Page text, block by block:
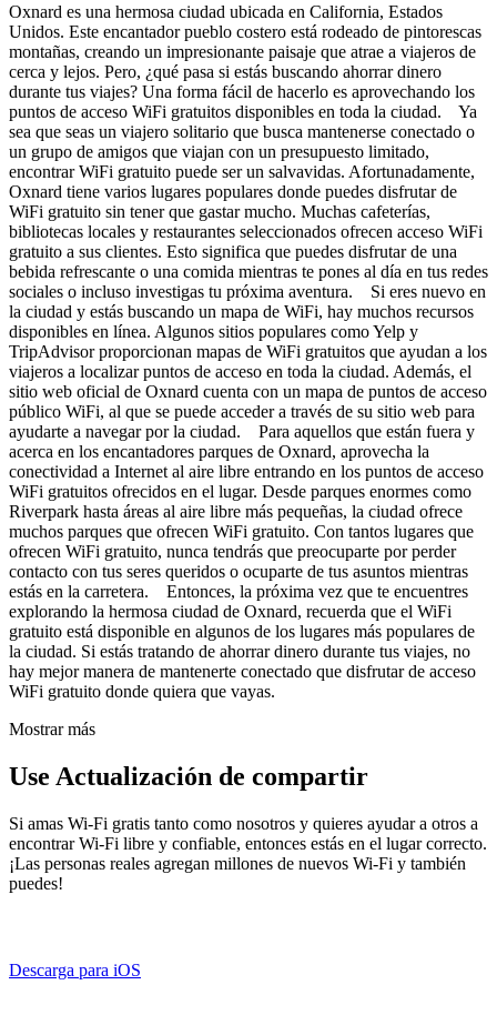
Oxnard es una hermosa ciudad ubicada en California, Estados
Unidos. Este encantador pueblo costero está rodeado de pintorescas
montañas, creando un impresionante paisaje que atrae a viajeros de
cerca y lejos. Pero, ¿qué pasa si estás buscando ahorrar dinero
durante tus viajes? Una forma fácil de hacerlo es aprovechando los
puntos de acceso WiFi gratuitos disponibles en toda la ciudad. Ya
sea que seas un viajero solitario que busca mantenerse conectado o
un grupo de amigos que viajan con un presupuesto limitado,
encontrar WiFi gratuito puede ser un salvavidas. Afortunadamente,
Oxnard tiene varios lugares populares donde puedes disfrutar de
WiFi gratuito sin tener que gastar mucho. Muchas cafeterías,
bibliotecas locales y restaurantes seleccionados ofrecen acceso WiFi
gratuito a sus clientes. Esto significa que puedes disfrutar de una
bebida refrescante o una comida mientras te pones al día en tus redes
sociales o incluso investigas tu próxima aventura. Si eres nuevo en
la ciudad y estás buscando un mapa de WiFi, hay muchos recursos
disponibles en línea. Algunos sitios populares como Yelp y
TripAdvisor proporcionan mapas de WiFi gratuitos que ayudan a los
viajeros a localizar puntos de acceso en toda la ciudad. Además, el
sitio web oficial de Oxnard cuenta con un mapa de puntos de acceso
público WiFi, al que se puede acceder a través de su sitio web para
ayudarte a navegar por la ciudad. Para aquellos que están fuera y
acerca en los encantadores parques de Oxnard, aprovecha la
conectividad a Internet al aire libre entrando en los puntos de acceso
WiFi gratuitos ofrecidos en el lugar. Desde parques enormes como
Riverpark hasta áreas al aire libre más pequeñas, la ciudad ofrece
muchos parques que ofrecen WiFi gratuito. Con tantos lugares que
ofrecen WiFi gratuito, nunca tendrás que preocuparte por perder
contacto con tus seres queridos o ocuparte de tus asuntos mientras
estás en la carretera. Entonces, la próxima vez que te encuentres
explorando la hermosa ciudad de Oxnard, recuerda que el WiFi
gratuito está disponible en algunos de los lugares más populares de
la ciudad. Si estás tratando de ahorrar dinero durante tus viajes, no
hay mejor manera de mantenerte conectado que disfrutar de acceso
WiFi gratuito donde quiera que vayas.
Mostrar más
Use Actualización de compartir
Si amas Wi-Fi gratis tanto como nosotros y quieres ayudar a otros a
encontrar Wi-Fi libre y confiable, entonces estás en el lugar correcto.
¡Las personas reales agregan millones de nuevos Wi-Fi y también
puedes!
Descarga para iOS